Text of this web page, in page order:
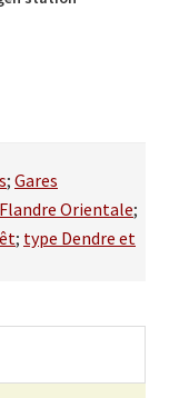
; Gares
Flandre Orientale;
; type Dendre et